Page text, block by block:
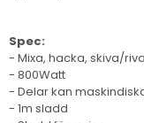
Spec:
- Mixa, hacka, skiva/
- 800Watt
- Delar kan
- 1m sladd